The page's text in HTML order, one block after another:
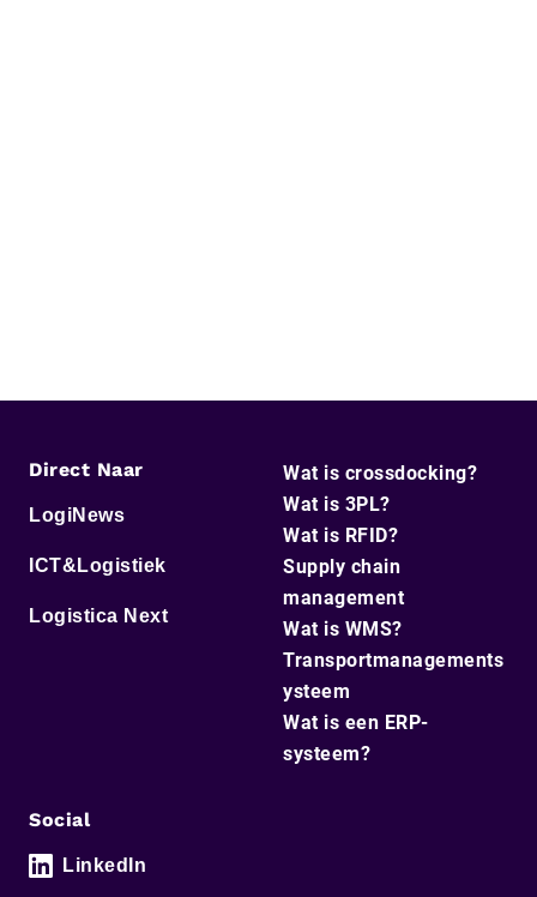
Direct Naar
LogiNews
ICT&Logistiek
Logistica Next
Wat is crossdocking?
Wat is 3PL?
Wat is RFID?
Supply chain
management
Wat is WMS?
Transportmanagements
ysteem
Wat is een ERP-
systeem?
Social
LinkedIn